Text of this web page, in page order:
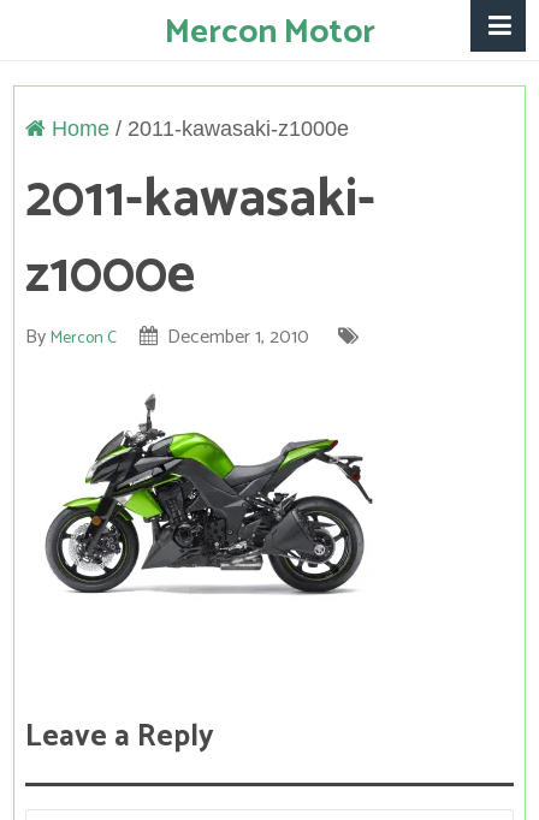
Mercon Motor
Home/ 2011-kawasaki-z1000e
2011-kawasaki-
z1000e
ByMercon C December 1, 2010
Leave a Reply